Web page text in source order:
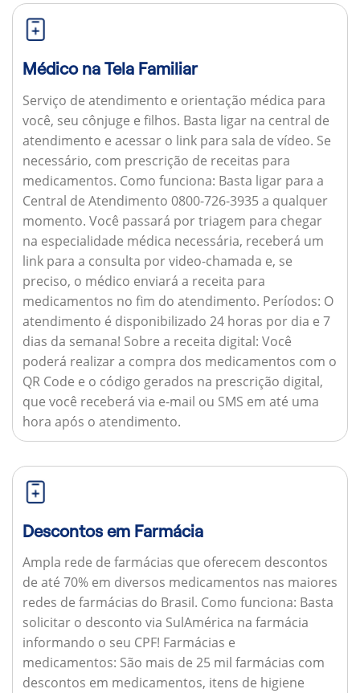
Médico na Tela Familiar
Serviço de atendimento e orientação médica para
você, seu cônjuge e filhos. Basta ligar na central de
atendimento e acessar o link para sala de vídeo. Se
necessário, com prescrição de receitas para
medicamentos. Como funciona: Basta ligar para a
Central de Atendimento 0800-726-3935 a qualquer
momento. Você passará por triagem para chegar
na especialidade médica necessária, receberá um
link para a consulta por video-chamada e, se
preciso, o médico enviará a receita para
medicamentos no fim do atendimento. Períodos: O
atendimento é disponibilizado 24 horas por dia e 7
dias da semana! Sobre a receita digital: Você
poderá realizar a compra dos medicamentos com o
QR Code e o código gerados na prescrição digital,
que você receberá via e-mail ou SMS em até uma
hora após o atendimento.
Descontos em Farmácia
Ampla rede de farmácias que oferecem descontos
de até 70% em diversos medicamentos nas maiores
redes de farmácias do Brasil. Como funciona: Basta
solicitar o desconto via SulAmérica na farmácia
informando o seu CPF! Farmácias e
medicamentos: São mais de 25 mil farmácias com
descontos em medicamentos, itens de higiene